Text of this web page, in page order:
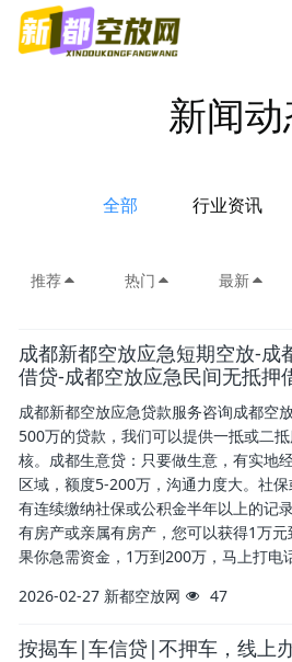
新闻
全部 行业资讯
推荐 热门 最新
成都新都空放应急短期空放-成
借贷-成都空放应急民间无抵押
成都新都空放应急贷款服务咨询成都空
500万的贷款，我们可以提供一抵或二
核。成都生意贷：只要做生意，有实地
区域，额度5-200万，沟通力度大。社
有连续缴纳社保或公积金半年以上的记
有房产或亲属有房产，您可以获得1万
果你急需资金，1万到200万，马上打电
2026-02-27 新都空放网 47
按揭车|车信贷|不押车，线上